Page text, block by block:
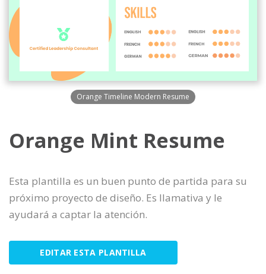
Orange Timeline Modern Resume
Orange Mint Resume
Esta plantilla es un buen punto de partida para su
próximo proyecto de diseño. Es llamativa y le
ayudará a captar la atención.
EDITAR ESTA PLANTILLA